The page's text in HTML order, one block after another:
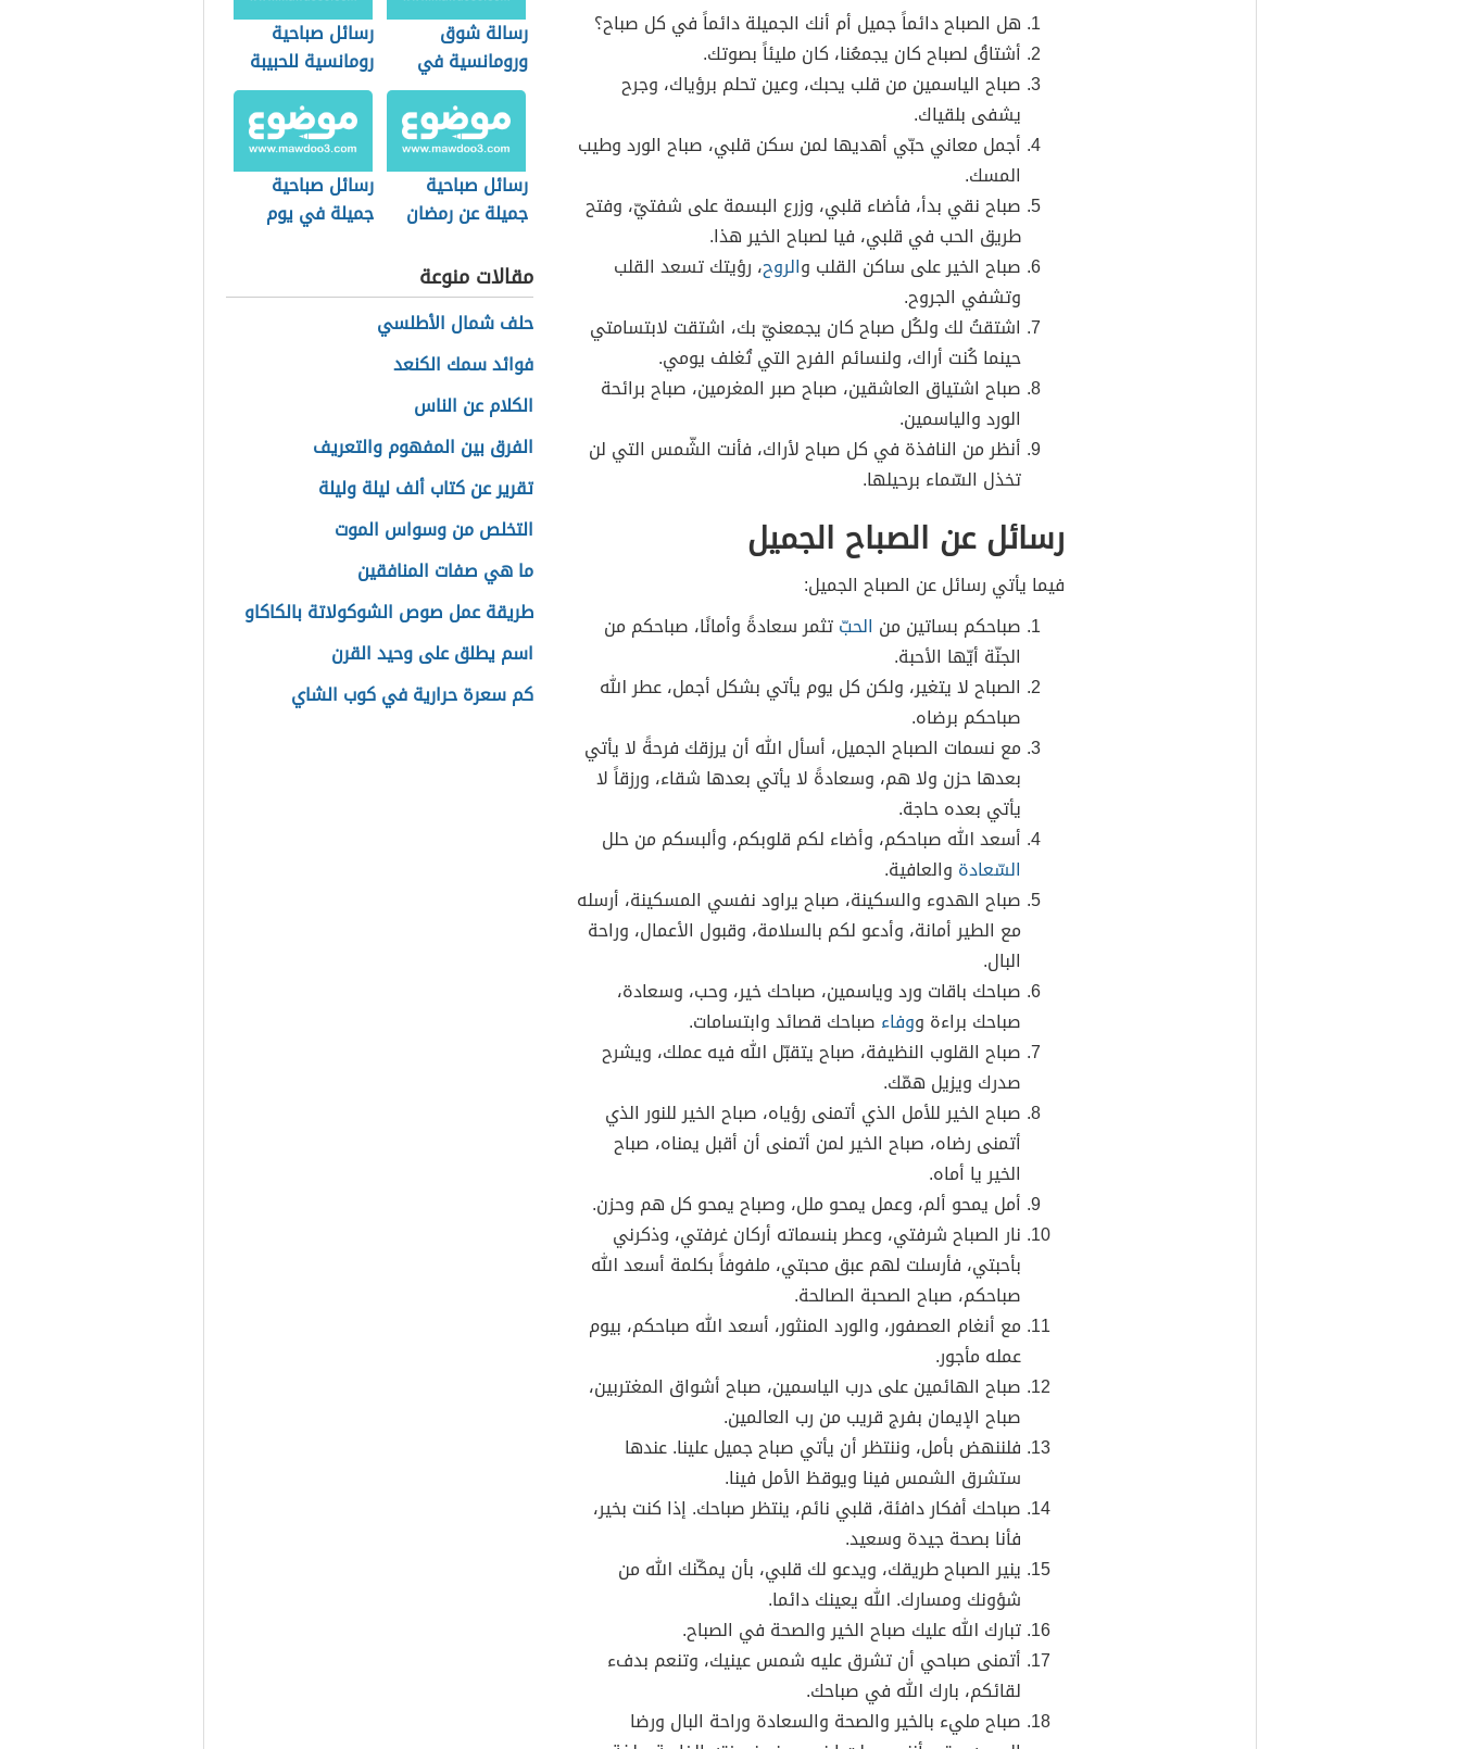
هل الصباح دائماً جميل أم أنك الجميلة دائماً في كل صباح؟
أشتاقُ لصباح كان يجمعُنا، كان مليئاً بصوتك.
صباح الياسمين من قلب يحبك، وعين تحلم برؤياك، وجرح
يشفى بلقياك.
أجمل معاني حبّي أهديها لمن سكن قلبي، صباح الورد وطيب
المسك.
صباح نقي بدأ، فأضاء قلبي، وزرع البسمة على شفتيّ، وفتح
طريق الحب في قلبي، فيا لصباح الخير هذا.
صباح الخير على ساكن القلب والروح، رؤيتك تسعد القلب
وتشفي الجروح.
اشتقتُ لك ولكُل صباح كان يجمعنيّ بك، اشتقت لابتسامتي
حينما كُنت أراك، ولنسائم الفرح التي تُغلف يومي.
صباح اشتياق العاشقين، صباح صبر المغرمين، صباح برائحة
الورد والياسمين.
أنظر من النافذة في كل صباح لأراك، فأنت الشّمس التي لن
تخذل السّماء برحيلها.
رسائل عن الصباح الجميل
فيما يأتي رسائل عن الصباح الجميل:
صباحكم بساتين من الحبّتثمر سعادةً وأمانًا، صباحكم من
الجنّة أيّها الأحبة.
الصباح لا يتغير، ولكن كل يوم يأتي بشكل أجمل، عطر الله
صباحكم برضاه.
مع نسمات الصباح الجميل، أسأل الله أن يرزقك فرحةً لا يأتي
بعدها حزن ولا هم، وسعادةً لا يأتي بعدها شقاء، ورزقاً لا
يأتي بعده حاجة.
أسعد الله صباحكم، وأضاء لكم قلوبكم، وألبسكم من حلل
السّعادة والعافية.
صباح الهدوء والسكينة، صباح يراود نفسي المسكينة، أرسله
مع الطير أمانة، وأدعو لكم بالسلامة، وقبول الأعمال، وراحة
البال.
صباحك باقات ورد وياسمين، صباحك خير، وحب، وسعادة،
صباحك براءة ووفاء صباحك قصائد وابتسامات.
صباح القلوب النظيفة، صباح يتقبّل الله فيه عملك، ويشرح
صدرك ويزيل همّك.
صباح الخير للأمل الذي أتمنى رؤياه، صباح الخير للنور الذي
أتمنى رضاه، صباح الخير لمن أتمنى أن أقبل يمناه، صباح
الخير يا أماه.
أمل يمحو ألم، وعمل يمحو ملل، وصباح يمحو كل هم وحزن.
نار الصباح شرفتي، وعطر بنسماته أركان غرفتي، وذكرني
بأحبتي، فأرسلت لهم عبق محبتي، ملفوفاً بكلمة أسعد الله
صباحكم، صباح الصحبة الصالحة.
مع أنغام العصفور، والورد المنثور، أسعد الله صباحكم، بيوم
عمله مأجور.
صباح الهائمين على درب الياسمين، صباح أشواق المغتربين،
صباح الإيمان بفرج قريب من رب العالمين.
فلننهض بأمل، وننتظر أن يأتي صباح جميل علينا. عندها
ستشرق الشمس فينا ويوقظ الأمل فينا.
صباحك أفكار دافئة، قلبي نائم، ينتظر صباحك. إذا كنت بخير،
فأنا بصحة جيدة وسعيد.
ينير الصباح طريقك، ويدعو لك قلبي، بأن يمكّنك الله من
شؤونك ومسارك. الله يعينك دائما.
تبارك الله عليك صباح الخير والصحة في الصباح.
أتمنى صباحي أن تشرق عليه شمس عينيك، وتنعم بدفء
لقائكم، بارك الله في صباحك.
صباح مليء بالخير والصحة والسعادة وراحة البال ورضا
رسالة شوق
ورومانسية في
الصباح للحبيب
المسافر
رسائل صباحية
رومانسية للحبيبة
رسائل صباحية
جميلة عن رمضان
رسائل صباحية
جميلة في يوم
مقالات منوعة
حلف شمال الأطلسي
فوائد سمك الكنعد
الكلام عن الناس
الفرق بين المفهوم والتعريف
تقرير عن كتاب ألف ليلة وليلة
التخلص من وسواس الموت
ما هي صفات المنافقين
طريقة عمل صوص الشوكولاتة بالكاكاو
اسم يطلق على وحيد القرن
كم سعرة حرارية في كوب الشاي